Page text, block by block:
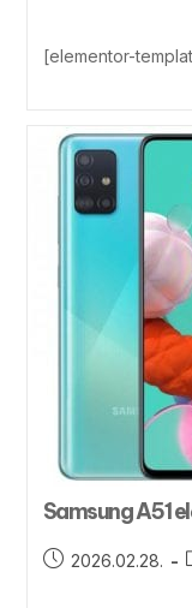
[elementor-
Samsung A51
2026.02.28.